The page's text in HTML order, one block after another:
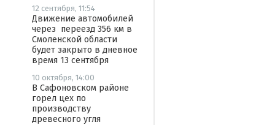
12 сентября, 11:54
Движение автомобилей
через переезд 356 км в
Смоленской области
будет закрыто в дневное
время 13 сентября
10 октября, 14:00
В Сафоновском районе
горел цех по
производству
древесного угля